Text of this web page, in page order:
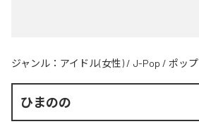
ジャンル： アイドル(女性) / J-Pop / ポップ
ひまのの